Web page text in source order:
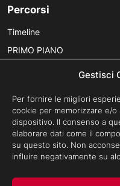
Gestisci
Per fornire le migliori
cookie per memorizzare e/
dispositivo. Il consenso a
elaborare dati come il
su questo sito. Non
influire negativamente su
Percorsi
Timeline
PRIMO PIANO
Anniversari